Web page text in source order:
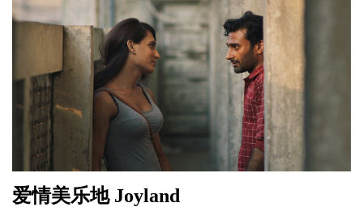
爱情美乐地 Joyland